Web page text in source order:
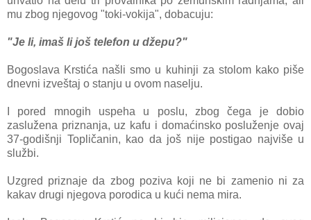
mu zbog njegovog "toki-vokija", dobacuju:
"Je li, imaš li još telefon u džepu?"
Bogoslava Krstića našli smo u kuhinji za stolom kako piše
dnevni izveštaj o stanju u ovom naselju.
I pored mnogih uspeha u poslu, zbog čega je dobio
zaslužena priznanja, uz kafu i domaćinsko posluženje ovaj
37-godišnji Topličanin, kao da još nije postigao najviše u
službi.
Uzgred priznaje da zbog poziva koji ne bi zamenio ni za
kakav drugi njegova porodica u kući nema mira.